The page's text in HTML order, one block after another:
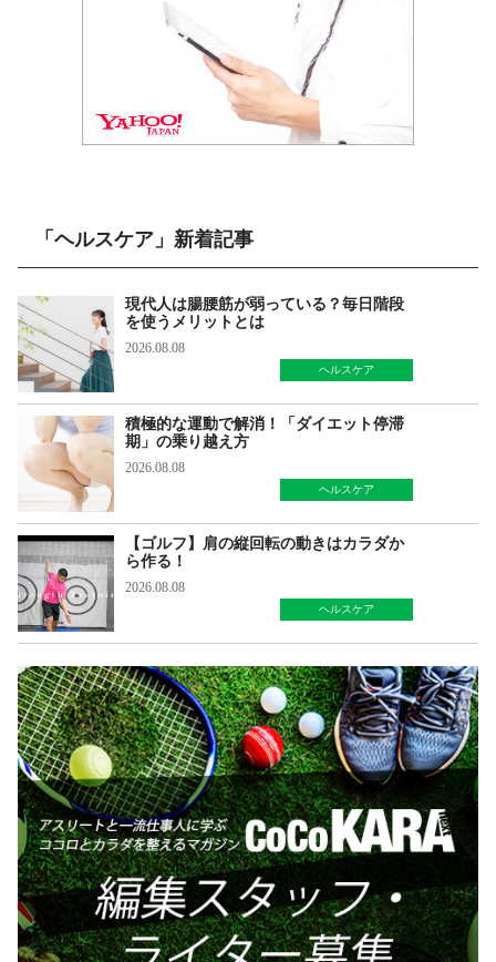
「ヘルスケア」新着記事
現代人は腸腰筋が弱っている？毎日階段
を使うメリットとは
2026.08.08
ヘルスケア
積極的な運動で解消！「ダイエット停滞
期」の乗り越え方
2026.08.08
ヘルスケア
【ゴルフ】肩の縦回転の動きはカラダか
ら作る！
2026.08.08
ヘルスケア